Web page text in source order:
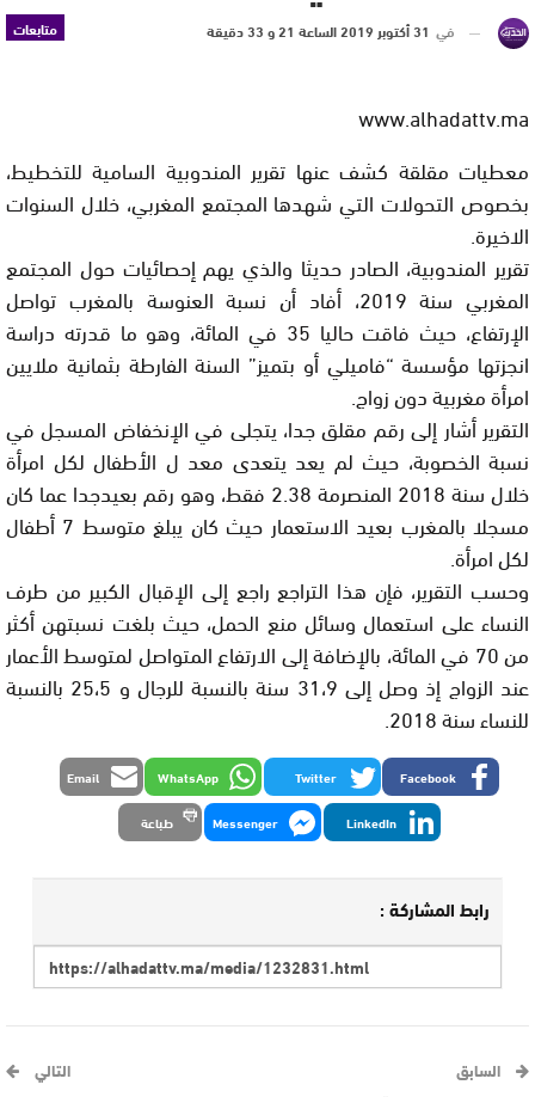
متابعات في 31 أكتوبر 2019 الساعة 21 و 33 دقيقة
www.alhadattv.ma
معطيات مقلقة كشف عنها تقرير المندوبية السامية للتخطيط،
بخصوص التحولات التي شهدها المجتمع المغربي، خلال السنوات
الاخيرة.
تقرير المندوبية، الصادر حديثا والذي يهم إحصائيات حول المجتمع
المغربي سنة 2019، أفاد أن نسبة العنوسة بالمغرب تواصل
الإرتفاع، حيث فاقت حاليا 35 في المائة، وهو ما قدرته دراسة
انجزتها مؤسسة “فاميلي أو بتميز” السنة الفارطة بثمانية ملايين
امرأة مغربية دون زواج.
التقرير أشار إلى رقم مقلق جدا، يتجلى في الإنخفاض المسجل في
نسبة الخصوبة، حيث لم يعد يتعدى معد ل الأطفال لكل امرأة
خلال سنة 2018 المنصرمة 2.38 فقط، وهو رقم بعيدجدا عما كان
مسجلا بالمغرب بعيد الاستعمار حيث كان يبلغ متوسط 7 أطفال
لكل امرأة.
وحسب التقرير، فإن هذا التراجع راجع إلى الإقبال الكبير من طرف
النساء على استعمال وسائل منع الحمل، حيث بلغت نسبتهن أكثر
من 70 في المائة، بالإضافة إلى الارتفاع المتواصل لمتوسط الأعمار
عند الزواج إذ وصل إلى 31،9 سنة بالنسبة للرجال و 25،5 بالنسبة
للنساء سنة 2018.
Facebook
Twitter
WhatsApp
Email
LinkedIn
Messenger طباعة
رابط المشاركة :
السابق التالي